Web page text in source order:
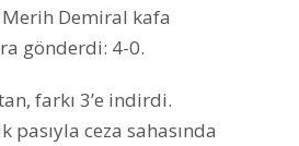
Demiral kafa
gönderdi: 4-0.
farkı 3’e indirdi.
pasıyla ceza sahasında